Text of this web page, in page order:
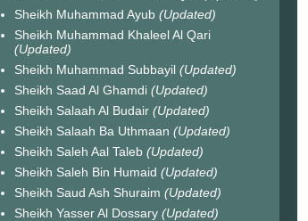
Sheikh Muhammad Ayub (Updated)
Sheikh Muhammad Khaleel Al Qari
(Updated)
Sheikh Muhammad Subbayil (Updated)
Sheikh Saad Al Ghamdi (Updated)
Sheikh Salaah Al Budair (Updated)
Sheikh Salaah Ba Uthmaan (Updated)
Sheikh Saleh Aal Taleb (Updated)
Sheikh Saleh Bin Humaid (Updated)
Sheikh Saud Ash Shuraim (Updated)
Sheikh Yasser Al Dossary (Updated)